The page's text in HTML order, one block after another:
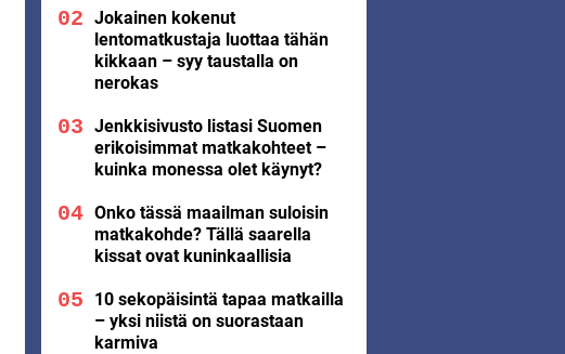
Jokainen kokenut
lentomatkustaja luottaa tähän
kikkaan – syy taustalla on
nerokas
Jenkkisivusto listasi Suomen
erikoisimmat matkakohteet –
kuinka monessa olet käynyt?
Onko tässä maailman suloisin
matkakohde? Tällä saarella
kissat ovat kuninkaallisia
10 sekopäisintä tapaa matkailla
– yksi niistä on suorastaan
karmiva